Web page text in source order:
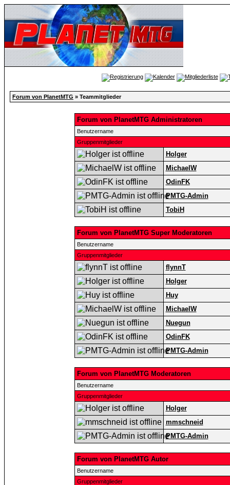
Forum von PlanetMTG » Teammitglieder
Forum von PlanetMTG Administratoren
Benutzername
Gruppenmitglieder
Holger
MichaelW
OdinFK
PMTG-Admin
TobiH
Forum von PlanetMTG Super Moderatoren
Benutzername
Gruppenmitglieder
flynnT
Holger
Huy
MichaelW
Nuegun
OdinFK
PMTG-Admin
Forum von PlanetMTG Moderatoren
Benutzername
Gruppenmitglieder
Holger
mmschneid
PMTG-Admin
Forum von PlanetMTG Autor
Benutzername
Gruppenmitglieder